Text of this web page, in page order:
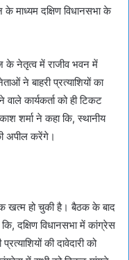
माध्यम दक्षिण विधानसभा के
के नेतृत्व में राजीव भवन में
ने बाहरी प्रत्याशियों का
कार्यकर्ता को ही टिकट
शर्मा ने कहा कि, स्थानीय
अपील करेंगे।
खत्म हो चुकी है। बैठक के बाद
दक्षिण विधानसभा में कांग्रेस
की दावेदारी को